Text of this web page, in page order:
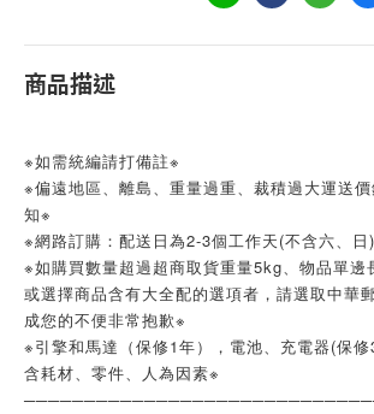
商品描述
※如需統編請打備註※
※偏遠地區、離島、重量過重、裁積過大運送
知※
※網路訂購：配送日為2-3個工作天(不含六、日)
※如購買數量超過超商取貨重量5kg、物品單邊
或選擇商品含有大全配的選項者，請選取中華
成您的不便非常抱歉※
※引擎和馬達（保修1年），電池、充電器(保
含耗材、零件、人為因素※